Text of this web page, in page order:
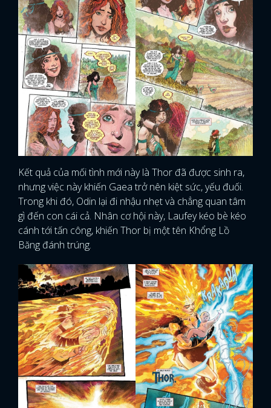
Kết quả của mối tình mới này là Thor đã được sinh ra,
nhưng việc này khiến Gaea trở nên kiệt sức, yếu đuối.
Trong khi đó, Odin lại đi nhậu nhẹt và chẳng quan tâm
gì đến con cái cả. Nhân cơ hội này, Laufey kéo bè kéo
cánh tới tấn công, khiến Thor bị một tên Khổng Lồ
Băng đánh trúng.